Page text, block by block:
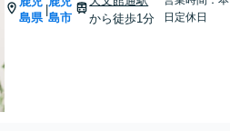
島県
|
島市
から徒歩1分
日定休日